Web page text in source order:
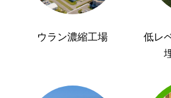
ウラン濃縮工場
低レ